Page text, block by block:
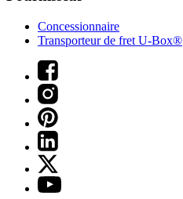
Concessionnaire
Transporteur de fret U-Box®